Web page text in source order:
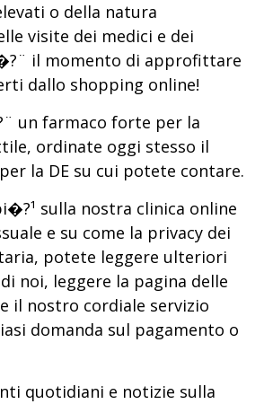
o della natura
visite dei medici e dei
il momento di approfittare
dallo shopping online!
un farmaco forte per la
ordinate oggi stesso il
la DE su cui potete contare.
sulla nostra clinica online
e su come la privacy dei
potete leggere ulteriori
noi, leggere la pagina delle
il nostro cordiale servizio
domanda sul pagamento o
quotidiani e notizie sulla